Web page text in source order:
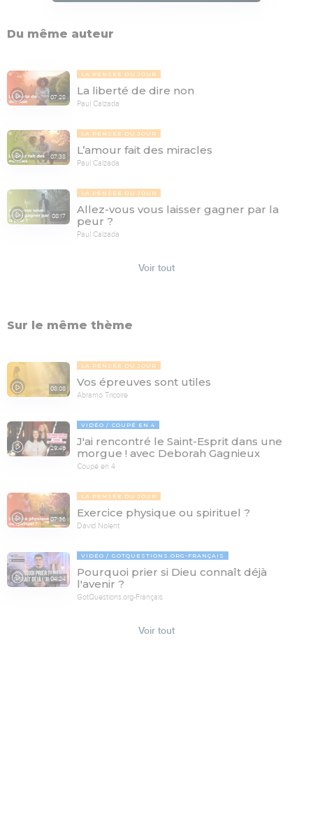
Du même auteur
07:28
LA PENSÉE DU JOUR
La liberté de dire non
Paul Calzada
07:38
LA PENSÉE DU JOUR
L’amour fait des miracles
Paul Calzada
08:17
LA PENSÉE DU JOUR
Allez-vous vous laisser gagner par la
peur ?
Paul Calzada
Voir tout
Sur le même thème
08:08
LA PENSÉE DU JOUR
Vos épreuves sont utiles
Abramo Tricoire
29:46
VIDÉO COUPÉ EN 4
J'ai rencontré le Saint-Esprit dans une
morgue ! avec Deborah Gagnieux
Coupé en 4
07:36
LA PENSÉE DU JOUR
Exercice physique ou spirituel ?
David Nolent
04:24
VIDÉO GOTQUESTIONS.ORG-FRANÇAIS
Pourquoi prier si Dieu connaît déjà
l'avenir ?
GotQuestions.org-Français
Voir tout